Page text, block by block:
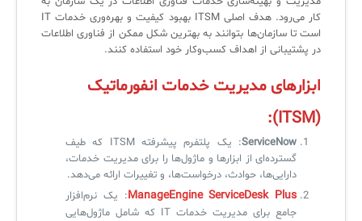
کار می‌رود. هدف اصلی ITSM بهبود کیفیت و بهره‌وری خدمات IT
است تا سازمان‌ها بتوانند به بهترین شکل ممکن از فناوری اطلاعات
در پشتیبانی از اهداف کسب‌وکار خود استفاده کنند.
ابزارهای مدیریت خدمات انفورماتیک
(ITSM):
ServiceNow
: یک پلتفرم پیشرفته ITSM که طیف
گسترده‌ای از ابزارها و ماژول‌ها را برای مدیریت خدمات،
دارایی‌ها، حوادث، درخواست‌ها، و تغییرات ارائه می‌دهد.
ManageEngine ServiceDesk Plus: یک نرم‌افزار
جامع برای مدیریت خدمات IT که شامل ماژول‌هایی
کازیو
مدیریت خدمات سازمانی
سرویس دسک پلاس MSP
اندپوینت سنترال [سامانه مدیریت نقاط پایانی]
راهکارهای مدیریتی فناوری اطلاعات برای مراکز آموزشی و دانشگاه‌ها
مدیریت خدمات منابع انسانی
CIs Control
مجموعه راهکارهای آیناک
لیست کامل 34 تمرین ITIL4
آموزش سیستم مدیریت خدمات فناوری اطلاعات
نکته‌های کلیدی برای مدیر انفورماتیک
آموزش‌ ویدیویی مفاهیم سرویس دسک
لیست دوره‌ها